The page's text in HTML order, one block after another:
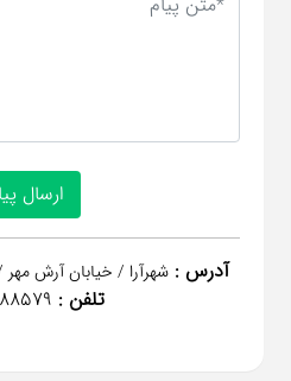
آدرس : شهرآرا / خیابان آرش
تلفن :